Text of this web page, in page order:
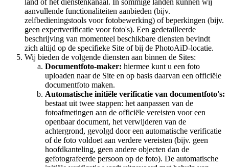
aanvullende functionaliteiten aanbieden (bijv.
zelfbedieningstools voor fotobewerking) of beperkingen (bijv.
geen expertverificatie voor foto's). Een gedetailleerde
beschrijving van momenteel beschikbare diensten bevindt
zich altijd op de specifieke Site of bij de PhotoAiD-locatie.
Wij bieden de volgende diensten aan binnen de Sites:
Documentfoto-maker: hiermee kunt u een foto
uploaden naar de Site en op basis daarvan een officiële
documentfoto maken.
Automatische initiële verificatie van documentfoto's:
bestaat uit twee stappen: het aanpassen van de
fotoafmetingen aan de officiële vereisten voor een
openbaar document, het verwijderen van de
achtergrond, gevolgd door een automatische verificatie
of de foto voldoet aan verdere vereisten (bijv. geen
hoofdkanteling, geen andere objecten dan de
gefotografeerde persoon op de foto). De automatische